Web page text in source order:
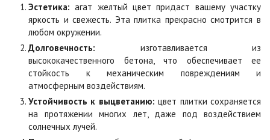
Особая серия
Цена по запросу
Сахара
Цена по запросу
Серая
Серо-белая
Эстетика: агат желтый цвет придаст вашему участку
яркость и свежесть. Эта плитка прекрасно смотрится в
любом окружении.
Долговечность: изготавливается из
высококачественного бетона, что обеспечивает ее
стойкость к механическим повреждениям и
атмосферным воздействиям.
Устойчивость к выцветанию: цвет плитки сохраняется
на протяжении многих лет, даже под воздействием
солнечных лучей.